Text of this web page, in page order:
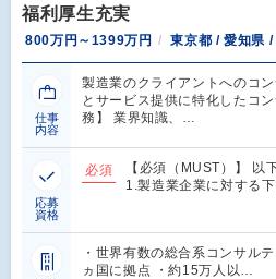
福利厚生充実
800万円～1399万円 東京都 / 愛知県
仕事
内容
製造業のクライアントへのコ
とサービス提供に特化したコ
務】 業界知識、…
応募
資格
必須
【必須（MUST）】 以
1.製造業企業に対する
・世界有数の総合系コンサル
ヵ国に拠点 ・約15万人以…